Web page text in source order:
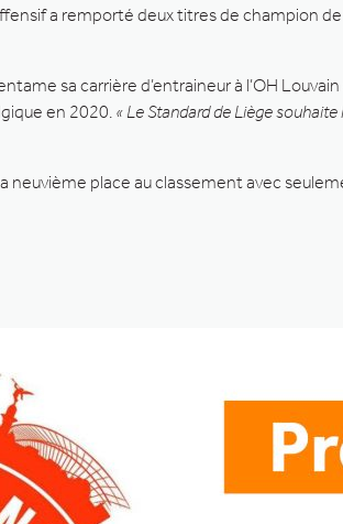
a remporté deux titres de champion
sa carrière d’entraineur à l’OH
en 2020. « Le Standard de Liège
neuvième place au classement avec